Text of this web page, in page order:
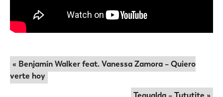
« Benjamín Walker feat. Vanessa Zamora – Quiero
verte hoy